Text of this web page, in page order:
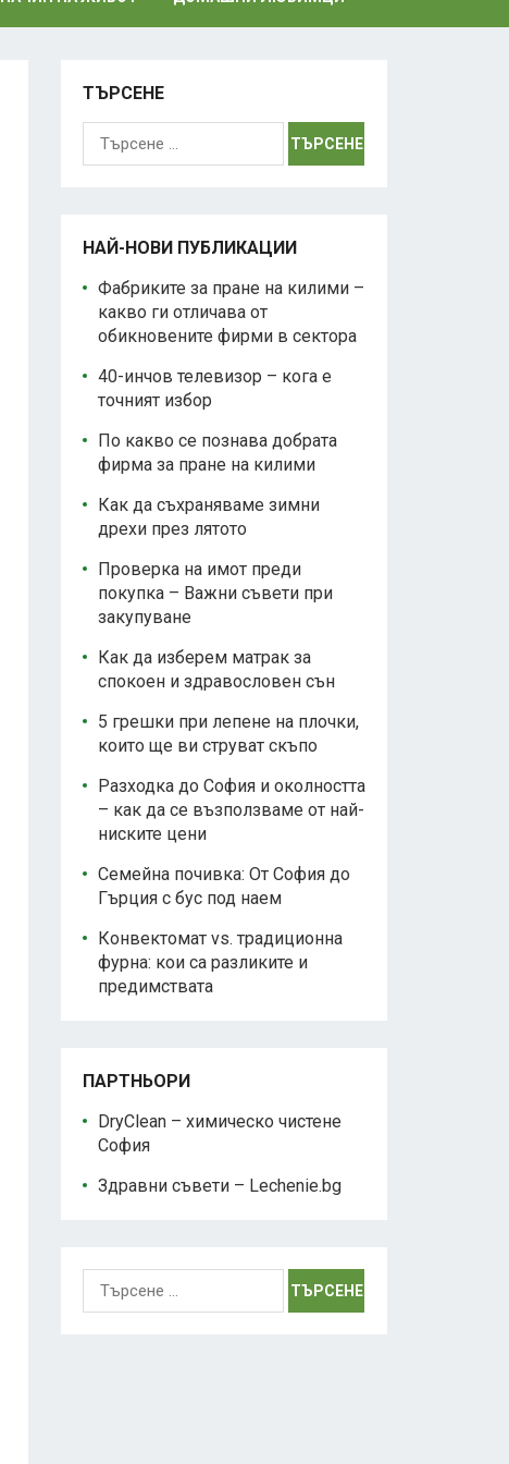
ТЪРСЕНЕ
Търсене
НАЙ-НОВИ ПУБЛИКАЦИИ
Фабриките за пране на килими –
какво ги отличава от
обикновените фирми в сектора
40-инчов телевизор – кога е
точният избор
По какво се познава добрата
фирма за пране на килими
Как да съхраняваме зимни
дрехи през лятото
Проверка на имот преди
покупка – Важни съвети при
закупуване
Как да изберем матрак за
спокоен и здравословен сън
5 грешки при лепене на плочки,
които ще ви струват скъпо
Разходка до София и околността
– как да се възползваме от най-
ниските цени
Семейна почивка: От София до
Гърция с бус под наем
Конвектомат vs. традиционна
фурна: кои са разликите и
предимствата
ПАРТНЬОРИ
DryClean – химическо чистене
София
Здравни съвети – Lechenie.bg
Търсене